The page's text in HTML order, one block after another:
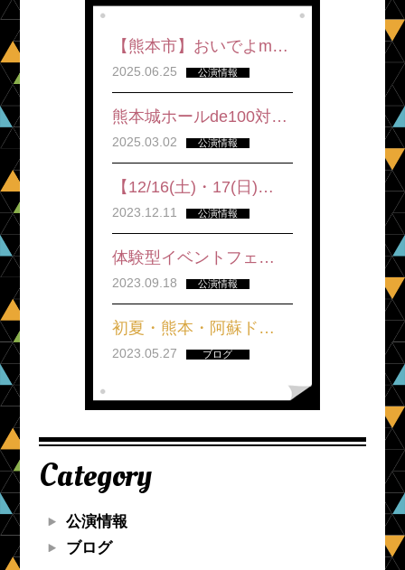
【熊本市】おいでよm…
2025.06.25 公演情報
熊本城ホールde100対…
2025.03.02 公演情報
【12/16(土)・17(日)…
2023.12.11 公演情報
体験型イベントフェ…
2023.09.18 公演情報
初夏・熊本・阿蘇ド…
2023.05.27 ブログ
Category
公演情報
ブログ